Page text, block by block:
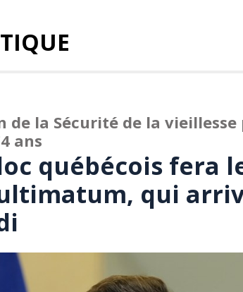
de la Sécurité de la vieillesse
ans
québécois fera
qui